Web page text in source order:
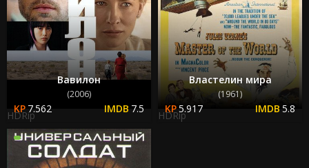
Вавилон
(2006)
7.562 7.5
HDRip
Властелин мира
(1961)
5.917 5.8
HDRip